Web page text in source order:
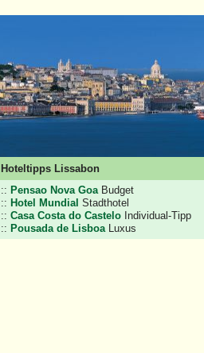
Hoteltipps Lissabon
:: Pensao Nova GoaBudget
:: Hotel Mundial Stadthotel
:: Casa Costa do CasteloIndividual-Tipp
:: Pousada de LisboaLuxus